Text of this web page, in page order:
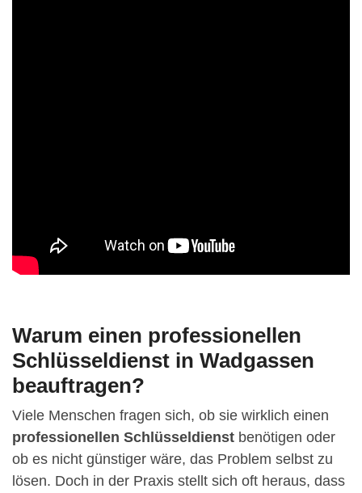
Warum einen professionellen
Schlüsseldienst in Wadgassen
beauftragen?
Viele Menschen fragen sich, ob sie wirklich einen
professionellen Schlüsseldienst benötigen oder
ob es nicht günstiger wäre, das Problem selbst zu
lösen. Doch in der Praxis stellt sich oft heraus, dass